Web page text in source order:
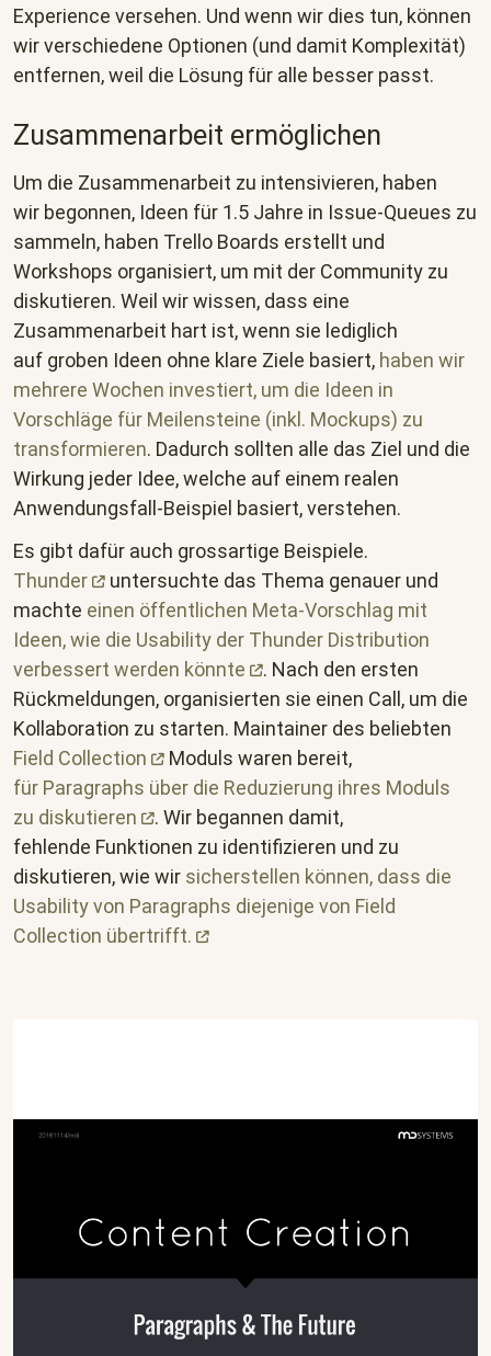
Experience versehen. Und wenn wir dies tun, können
wir verschiedene Optionen (und damit Komplexität)
entfernen, weil die Lösung für alle besser passt.
Zusammenarbeit ermöglichen
Um die Zusammenarbeit zu intensivieren, haben
wir begonnen, Ideen für 1.5 Jahre in Issue-Queues zu
sammeln, haben Trello Boards erstellt und
Workshops organisiert, um mit der Community zu
diskutieren. Weil wir wissen, dass eine
Zusammenarbeit hart ist, wenn sie lediglich
auf groben Ideen ohne klare Ziele basiert, haben wir
mehrere Wochen investiert, um die Ideen in
Vorschläge für Meilensteine (inkl. Mockups) zu
transformieren. Dadurch sollten alle das Ziel und die
Wirkung jeder Idee, welche auf einem realen
Anwendungsfall-Beispiel basiert, verstehen.
Es gibt dafür auch grossartige Beispiele.
Thunder
untersuchte das Thema genauer und
machte einen öffentlichen Meta-Vorschlag mit
Ideen, wie die Usability der Thunder Distribution
verbessert werden könnte
. Nach den ersten
Rückmeldungen, organisierten sie einen Call, um die
Kollaboration zu starten. Maintainer des beliebten
Field Collection
Moduls waren bereit,
für Paragraphs über die Reduzierung ihres Moduls
zu diskutieren
. Wir begannen damit,
fehlende Funktionen zu identifizieren und zu
diskutieren, wie wir sicherstellen können, dass die
Usability von Paragraphs diejenige von Field
Collection übertrifft.